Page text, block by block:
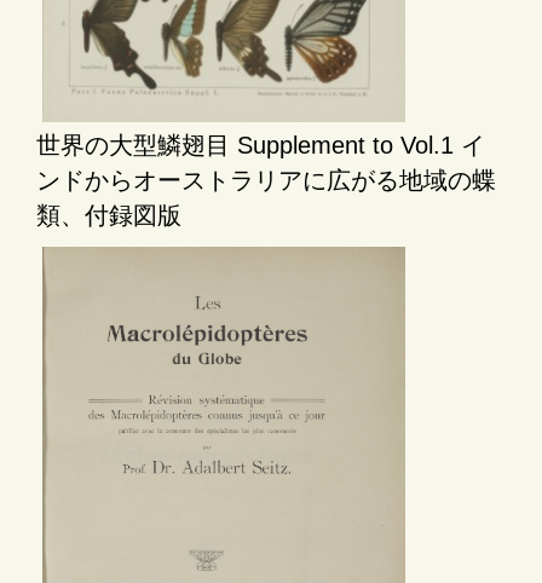
世界の大型鱗翅目 Supplement to Vol.1 イ
ンドからオーストラリアに広がる地域の蝶
類、付録図版